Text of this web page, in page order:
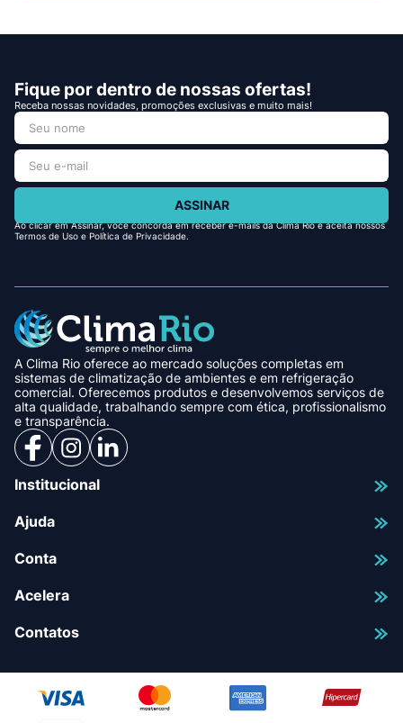
Fique por dentro de nossas ofertas!
Receba nossas novidades, promoções exclusivas e muito mais!
ASSINAR
Ao clicar em Assinar, você concorda em receber e-mails da Clima Rio e aceita nossos
Termos de Uso e Política de Privacidade.
A Clima Rio oferece ao mercado soluções completas em
sistemas de climatização de ambientes e em refrigeração
comercial. Oferecemos produtos e desenvolvemos serviços de
alta qualidade, trabalhando sempre com ética, profissionalismo
e transparência.
Institucional
Ajuda
Conta
Acelera
Contatos